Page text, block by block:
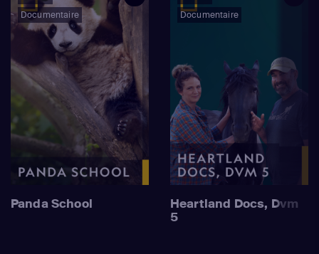
Documentaire
Panda School
Documentaire
Heartland Docs, Dvm
5